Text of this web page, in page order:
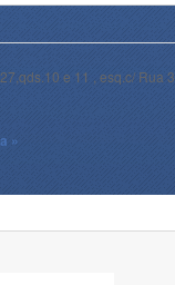
e 11 , esq.c/ Rua 3,
»